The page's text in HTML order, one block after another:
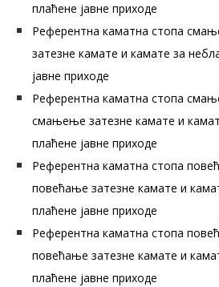
плаћене јавне приходе
Референтна каматна стопа
затезне камате и камате за
јавне приходе
Референтна каматна стопа
смањење затезне камате и
плаћене јавне приходе
Референтна каматна стопа
повећање затезне камате и
плаћене јавне приходе
Референтна каматна стопа
повећање затезне камате и
плаћене јавне приходе